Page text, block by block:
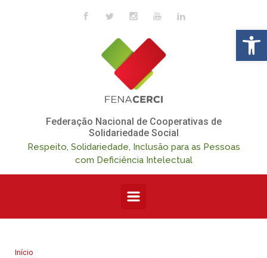
Skip to main content
Federação Nacional de Cooperativas de
Solidariedade Social
Respeito, Solidariedade, Inclusão para as Pessoas
com Deficiência Intelectual
Início